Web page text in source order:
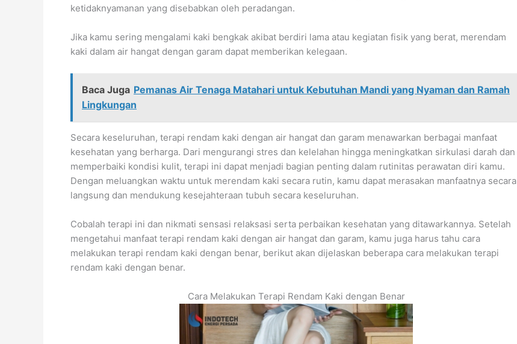
ketidaknyamanan yang disebabkan oleh peradangan.
Jika kamu sering mengalami kaki bengkak akibat berdiri lama atau kegiatan fisik yang berat, merendam
kaki dalam air hangat dengan garam dapat memberikan kelegaan.
Baca Juga Pemanas Air Tenaga Matahari untuk Kebutuhan Mandi yang Nyaman dan Ramah
Lingkungan
Secara keseluruhan, terapi rendam kaki dengan air hangat dan garam menawarkan berbagai manfaat
kesehatan yang berharga. Dari mengurangi stres dan kelelahan hingga meningkatkan sirkulasi darah dan
memperbaiki kondisi kulit, terapi ini dapat menjadi bagian penting dalam rutinitas perawatan diri kamu.
Dengan meluangkan waktu untuk merendam kaki secara rutin, kamu dapat merasakan manfaatnya secara
langsung dan mendukung kesejahteraan tubuh secara keseluruhan.
Cobalah terapi ini dan nikmati sensasi relaksasi serta perbaikan kesehatan yang ditawarkannya. Setelah
mengetahui manfaat terapi rendam kaki dengan air hangat dan garam, kamu juga harus tahu cara
melakukan terapi rendam kaki dengan benar, berikut akan dijelaskan beberapa cara melakukan terapi
rendam kaki dengan benar.
Cara Melakukan Terapi Rendam Kaki dengan Benar